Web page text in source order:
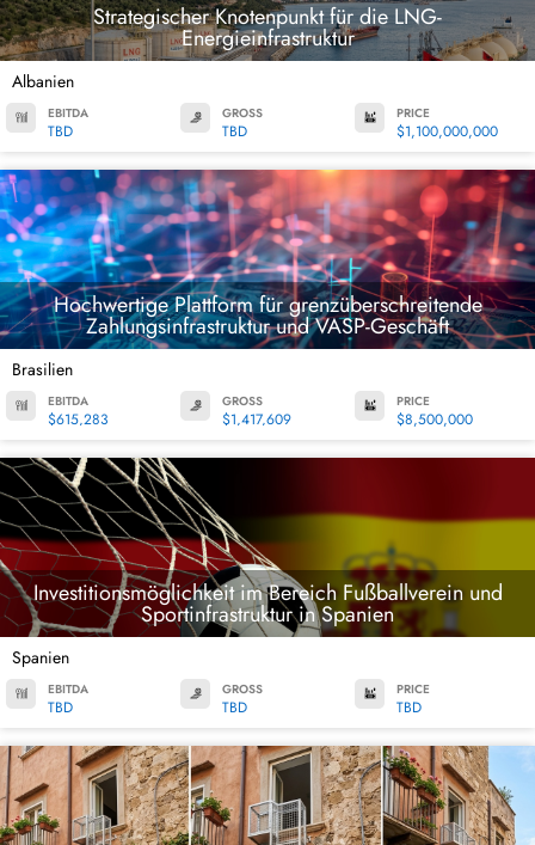
Strategischer Knotenpunkt für die LNG-
Energieinfrastruktur
Albanien
EBITDA
TBD
GROSS
TBD
PRICE
$1,100,000,000
Hochwertige Plattform für grenzüberschreitende
Zahlungsinfrastruktur und VASP-Geschäft
Brasilien
EBITDA
$615,283
GROSS
$1,417,609
PRICE
$8,500,000
Investitionsmöglichkeit im Bereich Fußballverein und
Sportinfrastruktur in Spanien
Spanien
EBITDA
TBD
GROSS
TBD
PRICE
TBD